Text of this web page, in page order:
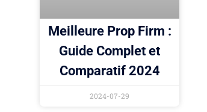
Meilleure Prop Firm :
Guide Complet et
Comparatif 2024
2024-07-29